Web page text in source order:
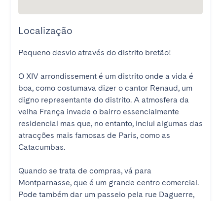
Localização
Pequeno desvio através do distrito bretão!
O XIV arrondissement é um distrito onde a vida é
boa, como costumava dizer o cantor Renaud, um
digno representante do distrito. A atmosfera da
velha França invade o bairro essencialmente
residencial mas que, no entanto, inclui algumas das
atracções mais famosas de Paris, como as
Catacumbas.
Quando se trata de compras, vá para
Montparnasse, que é um grande centro comercial.
Pode também dar um passeio pela rue Daguerre,